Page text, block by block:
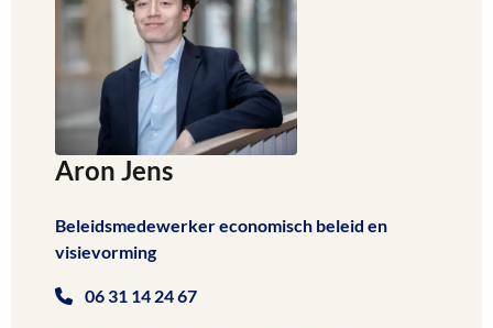
Aron Jens
Beleidsmedewerker economisch beleid en
visievorming
06 31 14 24 67